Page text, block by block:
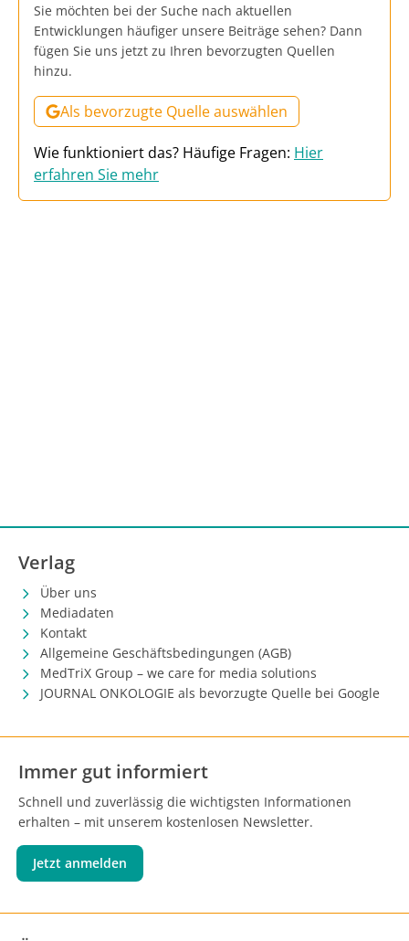
Sie möchten bei der Suche nach aktuellen
Entwicklungen häufiger unsere Beiträge sehen? Dann
fügen Sie uns jetzt zu Ihren bevorzugten Quellen
hinzu.
Als bevorzugte Quelle auswählen
Wie funktioniert das? Häufige Fragen: Hier
erfahren Sie mehr
Verlag
Über uns
Mediadaten
Kontakt
Allgemeine Geschäftsbedingungen (AGB)
MedTriX Group – we care for media solutions
JOURNAL ONKOLOGIE als bevorzugte Quelle bei Google
Immer gut informiert
Schnell und zuverlässig die wichtigsten Informationen
erhalten – mit unserem kostenlosen Newsletter.
Jetzt anmelden